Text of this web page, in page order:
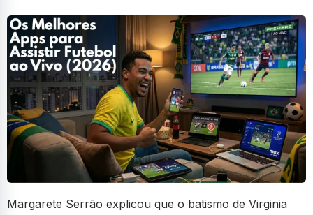
Margarete Serrão explicou que o batismo de Virginia